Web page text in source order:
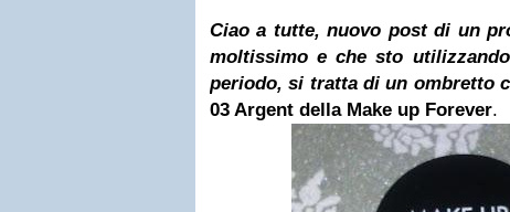
Ciao a tutte, nuovo post di un
moltissimo e che sto
periodo, si tratta di un ombretto
03 Argent della Make up Forever.